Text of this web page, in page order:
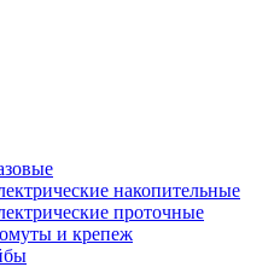
накопительные
проточные
и крепеж